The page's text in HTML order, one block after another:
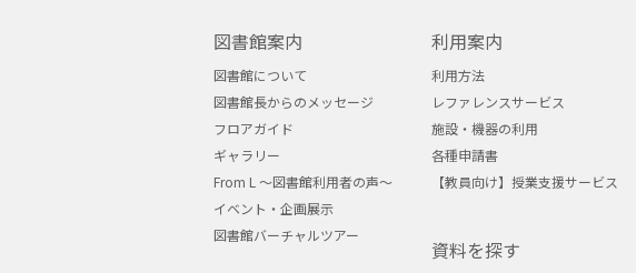
図書館案内
図書館について
図書館長からのメッセージ
フロアガイド
ギャラリー
From L ～図書館利用者の声～
イベント・企画展示
図書館バーチャルツアー
利用案内
利用方法
レファレンスサービス
施設・機器の利用
各種申請書
【教員向け】授業支援サービス
資料を探す